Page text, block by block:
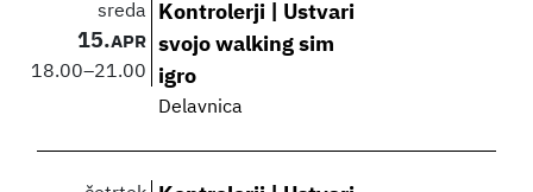
sreda
15.APR
18.00–21.00
Kontrolerji | Ustvari
svojo walking sim
igro
Delavnica